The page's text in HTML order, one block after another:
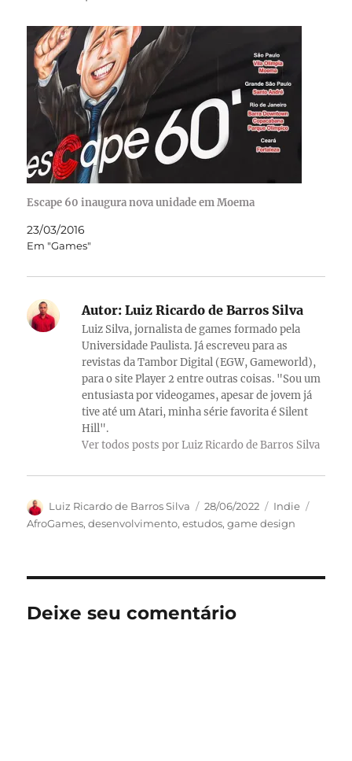
Escape 60 inaugura nova unidade em Moema
23/03/2016
Em "Games"
Autor: Luiz Ricardo de Barros Silva
Luiz Silva, jornalista de games formado pela
Universidade Paulista. Já escreveu para as
revistas da Tambor Digital (EGW, Gameworld),
para o site Player 2 entre outras coisas. "Sou um
entusiasta por videogames, apesar de jovem já
tive até um Atari, minha série favorita é Silent
Hill".
Ver todos posts por Luiz Ricardo de Barros Silva
Autor
Luiz Ricardo de Barros Silva
Publicado
em
28/06/2022 Categorias
Indie
AfroGames,desenvolvimento,estudos,game design
Deixe seu comentário